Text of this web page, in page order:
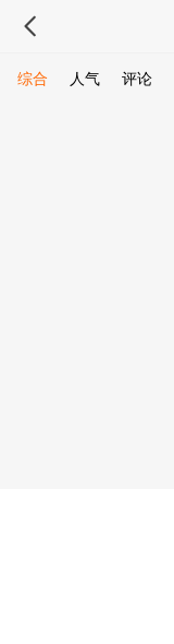
综合 人气 评论